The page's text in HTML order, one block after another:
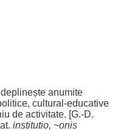
anumite
, cultural -educative
de activitate. [G.-D.
lat. institutio, ~onis